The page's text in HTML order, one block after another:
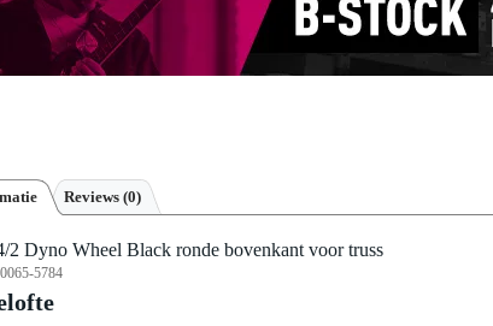
Reviews (0)
2 Dyno Wheel Black ronde bovenkant voor truss
5784